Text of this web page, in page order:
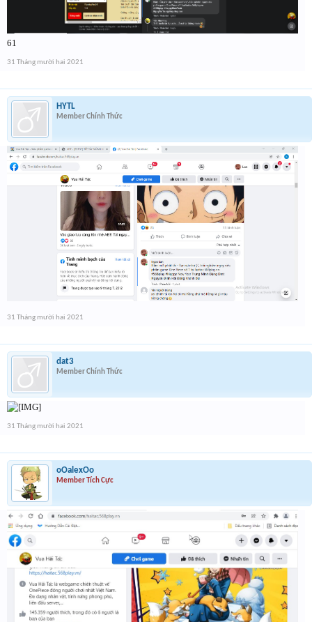
61
31 Tháng mười hai 2021
HYTL
Member Chính Thức
31 Tháng mười hai 2021
dat3
Member Chính Thức
31 Tháng mười hai 2021
oOalexOo
Member Tích Cực